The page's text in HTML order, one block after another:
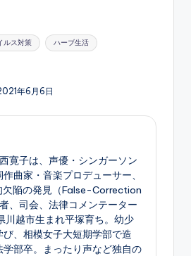
ルス対策 ハーブ生活
年6月6日
寛子は、声優・シンガーソン
曲家・音楽プロデューサー、
欠陥の発見（False-Correction
、司会、法律コメンテーター
川越市生まれ平塚育ち。幼少
、相模女子大短期学部で造
部卒。まったり声など独自の